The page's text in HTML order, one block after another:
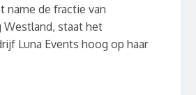
name de fractie van
Westland, staat het
Luna Events hoog op haar